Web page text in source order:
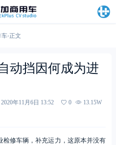
车-正文
动挡因何成为进
2020年11月6日 13:52 0
13.15W
检修车辆，补充运力，这原本并没有